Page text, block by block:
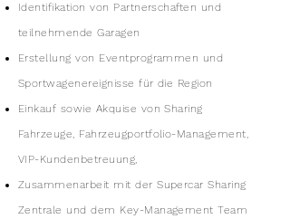
Identifikation von Partnerschaften und
teilnehmende Garagen
Erstellung von Eventprogrammen und
Sportwagenereignisse für die Region
Einkauf sowie Akquise von Sharing
Fahrzeuge, Fahrzeugportfolio-Management,
VIP-Kundenbetreuung,
Zusammenarbeit mit der Supercar Sharing
Zentrale und dem Key-Management Team